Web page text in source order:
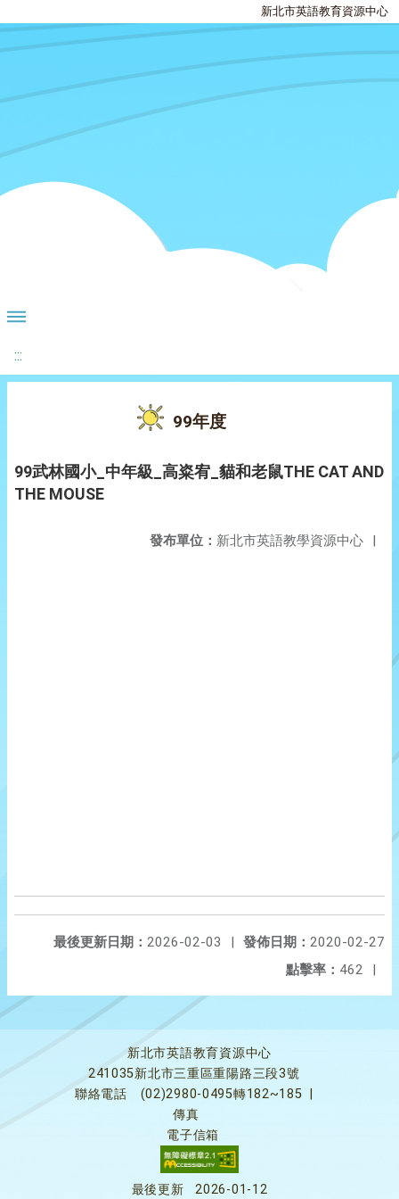
新北市英語教育資源中心
:::
99年度
99武林國小_中年級_高粢宥_貓和老鼠THE CAT AND
THE MOUSE
發布單位： 新北市英語教學資源中心 |
發佈日期： 2020-02-27
最後更新日期： 2026-02-03
|
點擊率： 462 |
新北市英語教育資源中心
241035新北市三重區重陽路三段3號
聯絡電話
(02)2980-0495轉182~185
傳真
電子信箱
最後更新 2026-01-12